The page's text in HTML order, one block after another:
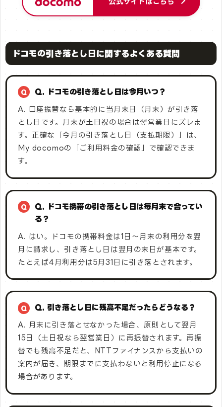
ドコモの引き落とし日に関するよくある質問
Q. ドコモの引き落とし日は今月いつ？
A. 口座振替なら基本的に当月末日（月末）が引き落
とし日です。月末が土日祝の場合は翌営業日にズレま
す。正確な「今月の引き落とし日（支払期限）」は、
My docomoの「ご利用料金の確認」で確認できま
す。
Q. ドコモ携帯の引き落とし日は毎月末で合ってい
る？
A. はい。ドコモの携帯料金は1日～月末の利用分を翌
月に請求し、引き落とし日は翌月の末日が基本です。
たとえば4月利用分は5月31日に引き落とされます。
Q. 引き落とし日に残高不足だったらどうなる？
A. 月末に引き落とせなかった場合、原則として翌月
15日（土日祝なら翌営業日）に再振替されます。再振
替でも残高不足だと、NTTファイナンスから支払いの
案内が届き、期限までに支払わないと利用停止になる
場合があります。